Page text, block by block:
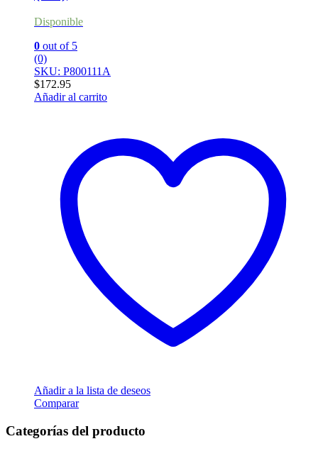
Disponible
0 out of 5
(0)
SKU: P800111A
$172.95
Añadir al carrito
Añadir a la lista de deseos
Comparar
Categorías del producto